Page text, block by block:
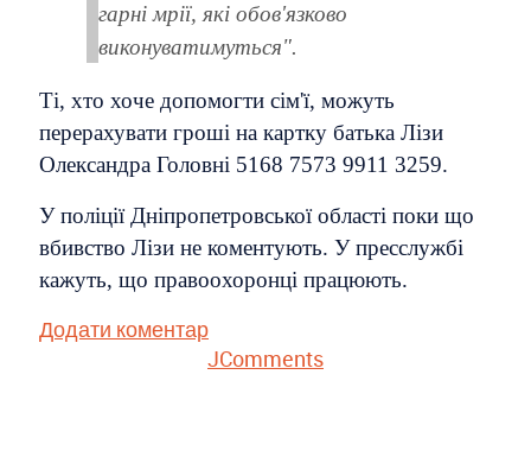
гарні мрії, які обов'язково
виконуватимуться".
Ті, хто хоче допомогти сім'ї, можуть
перерахувати гроші на картку батька Лізи
Олександра Головні 5168 7573 9911 3259.
У поліції Дніпропетровської області поки що
вбивство Лізи не коментують. У пресслужбі
кажуть, що правоохоронці працюють.
Додати коментар
JComments